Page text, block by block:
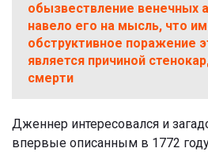
обызвествление венечных
навело его на мысль, что
обструктивное поражение
является причиной
смерти
Дженнер интересовался и
впервые описанным в 1772